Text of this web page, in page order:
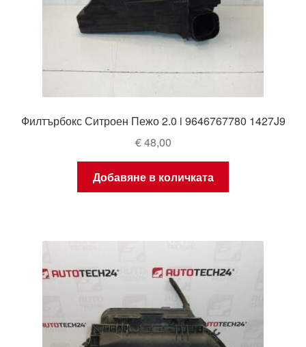
Филтърбокс Ситроен Пежо 2.0 i 9646767780 1427J9
€48,00
Добавяне в количката